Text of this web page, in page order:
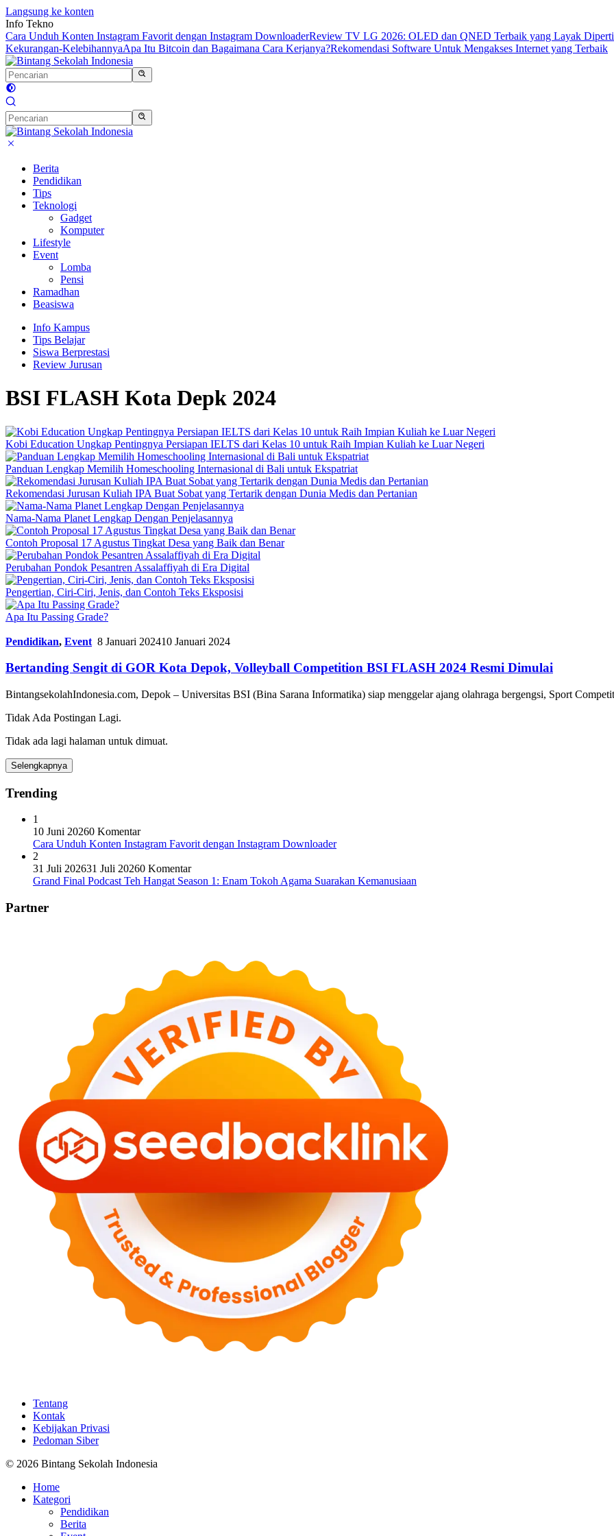
Langsung ke konten
Info Tekno
Cara Unduh Konten Instagram Favorit dengan Instagram DownloaderReview TV LG 2026: OLED dan QNED Terbaik yang Layak
Kekurangan-KelebihannyaApa Itu Bitcoin dan Bagaimana Cara Kerjanya?Rekomendasi Software Untuk Mengakses Internet yang Terbaik
Berita
Pendidikan
Tips
Teknologi
Gadget
Komputer
Lifestyle
Event
Lomba
Pensi
Ramadhan
Beasiswa
Info Kampus
Tips Belajar
Siswa Berprestasi
Review Jurusan
BSI FLASH Kota Depk 2024
Kobi Education Ungkap Pentingnya Persiapan IELTS dari Kelas 10 untuk Raih Impian Kuliah ke Luar Negeri
Panduan Lengkap Memilih Homeschooling Internasional di Bali untuk Ekspatriat
Rekomendasi Jurusan Kuliah IPA Buat Sobat yang Tertarik dengan Dunia Medis dan Pertanian
Nama-Nama Planet Lengkap Dengan Penjelasannya
Contoh Proposal 17 Agustus Tingkat Desa yang Baik dan Benar
Perubahan Pondok Pesantren Assalaffiyah di Era Digital
Pengertian, Ciri-Ciri, Jenis, dan Contoh Teks Eksposisi
Apa Itu Passing Grade?
Pendidikan, Event 8 Januari 202410 Januari 2024
Bertanding Sengit di GOR Kota Depok, Volleyball Competition BSI FLASH 2024 Resmi Dimulai
BintangsekolahIndonesia.com, Depok – Universitas BSI (Bina Sarana Informatika) siap menggelar ajang olahraga bergengsi, Sport
Tidak Ada Postingan Lagi.
Tidak ada lagi halaman untuk dimuat.
Selengkapnya
Trending
1
10 Juni 20260 Komentar
Cara Unduh Konten Instagram Favorit dengan Instagram Downloader
2
31 Juli 202631 Juli 20260 Komentar
Grand Final Podcast Teh Hangat Season 1: Enam Tokoh Agama Suarakan Kemanusiaan
Partner
Tentang
Kontak
Kebijakan Privasi
Pedoman Siber
© 2026 Bintang Sekolah Indonesia
Home
Kategori
Pendidikan
Berita